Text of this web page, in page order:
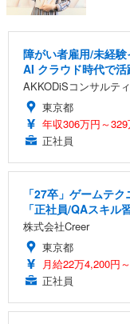
障がい者雇用/未経
AI クラウド時代で
AKKODiSコンサルテ
東京都
年収306万円～329
正社員
「27卒」ゲームテ
「正社員/QAスキル
株式会社Creer
東京都
月給22万4,200円
正社員